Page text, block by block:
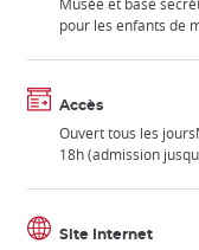
Musée et base
pour les enfants de
Accès
Ouvert tous les
18h (admission
Site Internet